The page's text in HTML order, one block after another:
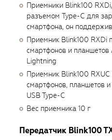
Приемники Blink100
разъемом Type-C для
смартфона, он
Приемник Blink100 RXDi
смартфонов и
Lightning
Приемник Blink100
смартфонов, планшетов
USB Type-C
Вес приемника 10 г
Передатчик Blink100